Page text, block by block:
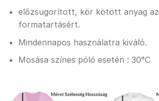
előzsugorított, kör kötött anyag
formatartásért.
Mindennapos használatra kiváló.
Mosása színes póló esetén : 30°C